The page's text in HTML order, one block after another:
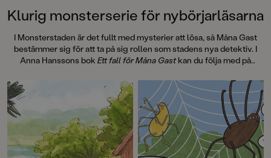
Klurig monsterserie för nybörjarläsarna
I Monsterstaden är det fullt med mysterier att lösa, så Måna Gast
bestämmer sig för att ta på sig rollen som stadens nya detektiv. I
Anna Hanssons bok Ett fall för Måna Gastkan du följa med på
här är den första boken i serien Mysterier i Monsterstaden, med
illustrationer av Gustaf Lord.